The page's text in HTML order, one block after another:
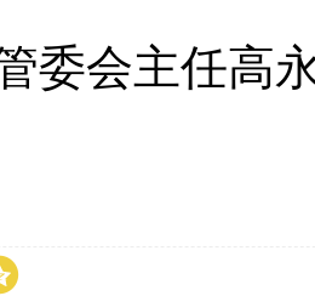
委会主任高